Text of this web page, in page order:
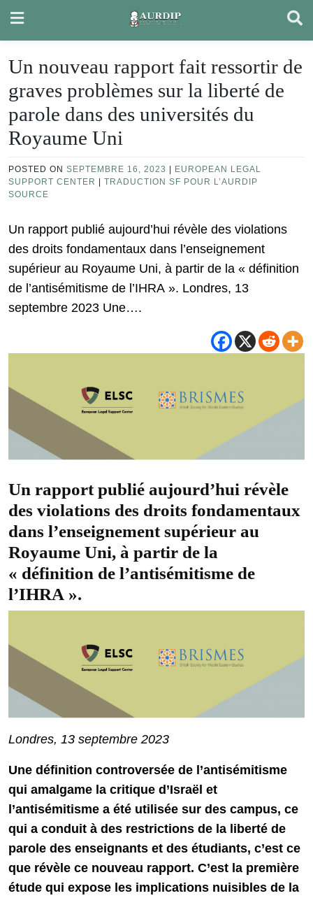
content
Un nouveau rapport fait ressortir de
graves problèmes sur la liberté de
parole dans des universités du
Royaume Uni
POSTED ON SEPTEMBRE 16, 2023
EUROPEAN LEGAL
SUPPORT CENTER
TRADUCTION SF POUR L’AURDIP
SOURCE
Un rapport publié aujourd’hui révèle des violations
des droits fondamentaux dans l’enseignement
supérieur au Royaume Uni, à partir de la « définition
de l’antisémitisme de l’IHRA ». Londres, 13
septembre 2023 Une….
Un rapport publié aujourd’hui révèle
des violations des droits fondamentaux
dans l’enseignement supérieur au
Royaume Uni, à partir de la
« définition de l’antisémitisme de
l’IHRA ».
Londres, 13 septembre 2023
Une définition controversée de l’antisémitisme
qui amalgame la critique d’Israël et
l’antisémitisme a été utilisée sur des campus, ce
qui a conduit à des restrictions de la liberté de
parole des enseignants et des étudiants, c’est ce
que révèle ce nouveau rapport. C’est la première
étude qui expose les implications nuisibles de la